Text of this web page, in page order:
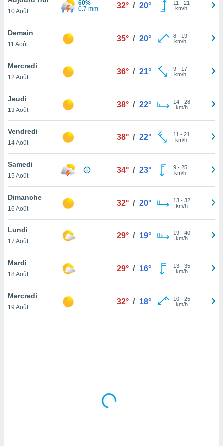
et
»,
au
vous
qu'ils
ou
le
ainsi
un
la
du
en
de
10 Août
60%
0.7 mm
32° / 20° 11 - 21
km/h
Demain
11 Août
35° / 20° 8- 19
km/h
Mercredi
12 Août
36° / 21° 9- 17
km/h
Jeudi
13 Août
38° / 22° 14- 28
km/h
Vendredi
14 Août
38° / 22° 11 - 21
km/h
Samedi
15 Août
34° / 23° 9- 25
km/h
Dimanche
16 Août
32° / 20° 13- 32
km/h
Lundi
17 Août
29° / 19° 19- 40
km/h
Mardi
18 Août
29° / 16° 13- 35
km/h
Mercredi
19 Août
32° / 18° 10- 25
km/h